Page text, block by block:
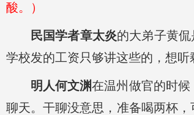
酸。）
民国学者章太炎的大弟子黄
学校发的工资只够讲这些的，想听
明人何文渊在温州做官的时
聊天。干聊没意思，准备喝两杯